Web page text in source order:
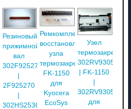
Резиновый
прижимной
вал
302F925270
2F925270
302HS25360
Ремкомплект
восстановления
узла
термозакрепления
FK-1150
для
Kyocera
EcoSys
Узел
302RV93050
| FK-1150
|
302RV93053
для